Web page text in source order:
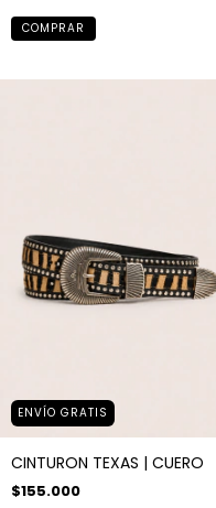
COMPRAR
ENVÍO GRATIS
CINTURON TEXAS | CUERO
$155.000